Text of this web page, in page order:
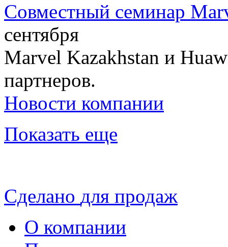
Совместный семинар
сентября
Marvel Kazakhstan и
партнеров.
Новости компании
Показать еще
Сделано для продаж
О компании